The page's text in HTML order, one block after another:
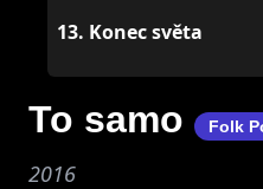
13. Konec světa
To samo Folk
2016